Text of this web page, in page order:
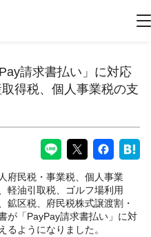
請求書払い」に対応
得税、個人事業税の支
府民税・事業税、個人事業
軽油引取税、ゴルフ場利用
鉱区税、府民税株式譲渡割・
が「PayPay請求書払い」に対
ようになりました。